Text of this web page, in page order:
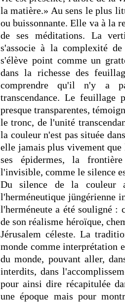
la matière.» Au sens le plus
ou buissonnante. Elle va à la
de ses méditations. La
s'associe à la complexité de
s'élève point comme un
dans la richesse des
comprendre qu'il n'y a
transcendance. Le feuillage
presque transparentes,
le tronc, de l'unité
la couleur n'est pas située
elle jamais plus vivement
ses épidermes, la
l'invisible, comme le silence
Du silence de la couleur
l'herméneutique jüngérienne
l'herméneute a été souligné :
de son réalisme héroïque,
Jérusalem céleste. La
monde comme interprétation
du monde, pouvant aller,
interdits, dans
pour ainsi dire récapitulée
une époque mais pour